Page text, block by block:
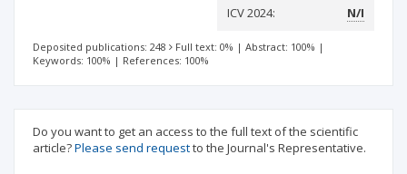
ICV 2024: N/I
Deposited publications: 248 Full text: 0% | Abstract: 100% |
Keywords: 100% | References: 100%
Do you want to get an access to the full text of the scientific
article?Please send requestto the Journal's Representative.